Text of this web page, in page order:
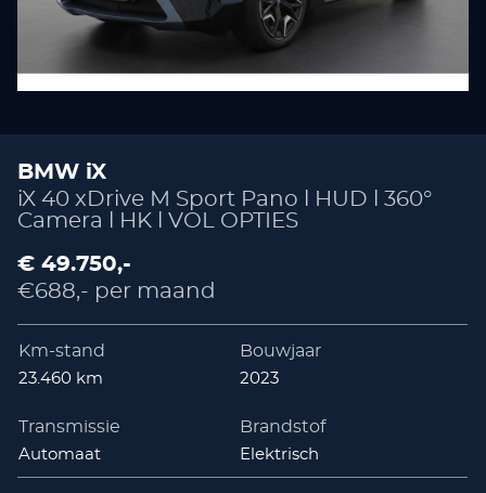
BMW iX
iX 40 xDrive M Sport Pano l HUD l 360°
Camera l HK l VOL OPTIES
€ 49.750,-
€688,- per maand
Km-stand
23.460 km
Bouwjaar
2023
Transmissie
Automaat
Brandstof
Elektrisch